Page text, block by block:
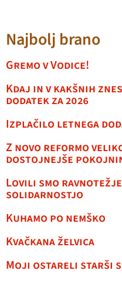
Najbolj brano
Gremo v Vodice!
Kdaj in v kakšnih
dodatek za 2026
Izplačilo letnega
Z novo reformo
dostojnejše
Lovili smo
solidarnostjo
Kuhamo po nemško
Kvačkana želvica
Moji ostareli starši